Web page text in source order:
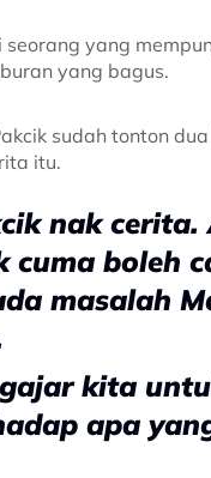
yang
yang bagus.
sudah tonton
itu.
nak
cuma boleh
masalah
kita
apa